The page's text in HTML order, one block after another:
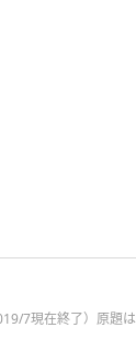
7現在終了）原題は